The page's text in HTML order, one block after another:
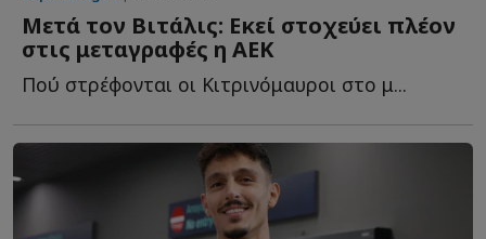
Μετά τον Βιτάλις: Εκεί στοχεύει πλέον
στις μεταγραφές η ΑΕΚ
Πού στρέφονται οι Κιτρινόμαυροι στο μ...